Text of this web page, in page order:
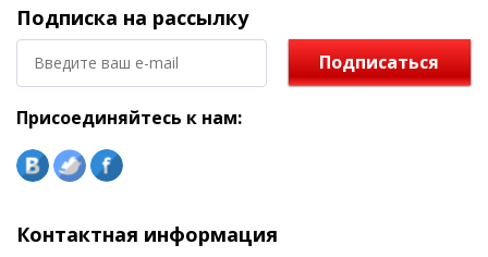
Подписка на рассылку
Подписаться
Присоединяйтесь к нам:
Контактная информация